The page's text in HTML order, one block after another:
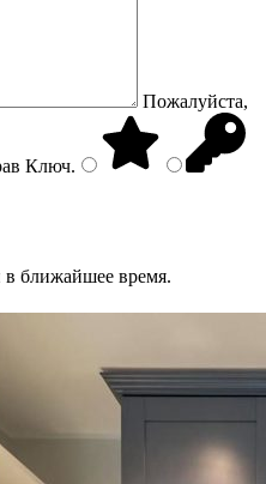
Пожалуйста,
Ключ.
ближайшее время.